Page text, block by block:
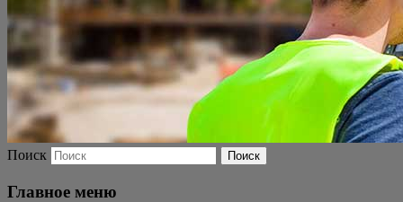
Поиск
Главное меню